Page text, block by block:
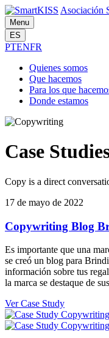
Asociación
Menu
ES
PTENFR
Quienes somos
Que hacemos
Para los que
Donde estamos
Case
Copy is a direct
17 de mayo de 2022
Copywriting Blog
Es importante que una
se creó un blog para
información sobre tus
la marca se destaque de
Ver Case Study